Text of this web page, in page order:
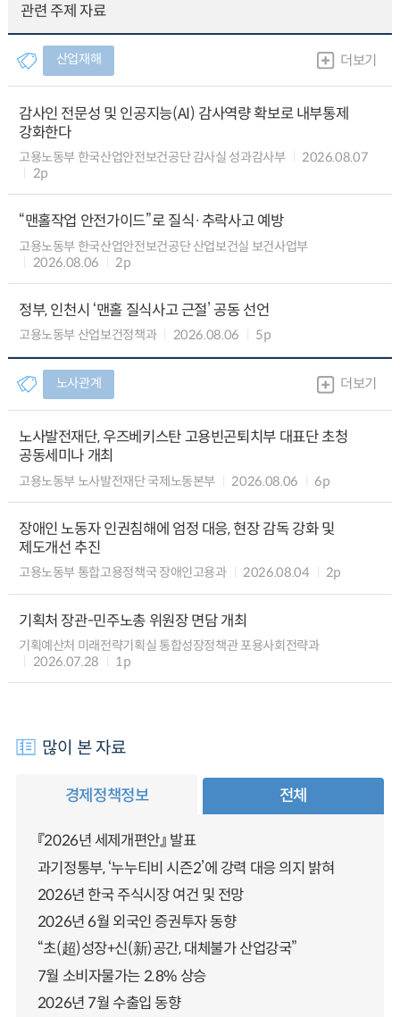
관련 주제 자료
산업재해 더보기
감사인 전문성 및 인공지능(AI) 감사역량 확보로 내부통제
강화한다
고용노동부 한국산업안전보건공단 감사실 성과감사부
2026.08.07
2p
“맨홀작업 안전가이드”로 질식·추락사고 예방
고용노동부 한국산업안전보건공단 산업보건실 보건사업부
2026.08.06
2p
정부, 인천시 ‘맨홀 질식사고 근절’ 공동 선언
고용노동부 산업보건정책과 2026.08.06 5p
노사관계 더보기
노사발전재단, 우즈베키스탄 고용빈곤퇴치부 대표단 초청
공동세미나 개최
고용노동부 노사발전재단 국제노동본부 2026.08.06 6p
장애인 노동자 인권침해에 엄정 대응, 현장 감독 강화 및
제도개선 추진
고용노동부 통합고용정책국 장애인고용과 2026.08.04 2p
기획처 장관-민주노총 위원장 면담 개최
기획예산처 미래전략기획실 통합성장정책관 포용사회전략과
2026.07.28
1p
많이 본 자료
경제정책정보 전체
『2026년 세제개편안』 발표
과기정통부, ‘누누티비 시즌2’에 강력 대응 의지 밝혀
2026년 한국 주식시장 여건 및 전망
2026년 6월 외국인 증권투자 동향
“초(超)성장+신(新)공간, 대체불가 산업강국”
7월 소비자물가는 2.8% 상승
2026년 7월 수출입 동향